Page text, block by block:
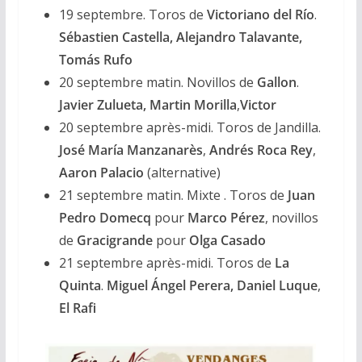
19 septembre. Toros de Victoriano del Río.
Sébastien Castella, Alejandro Talavante,
Tomás Rufo
20 septembre matin. Novillos de Gallon.
Javier Zulueta, Martin Morilla,Victor
20 septembre après-midi. Toros de Jandilla.
José María Manzanarès, Andrés Roca Rey,
Aaron Palacio (alternative)
21 septembre matin. Mixte . Toros de Juan
Pedro Domecq pour Marco Pérez, novillos
de Gracigrandepour Olga Casado
21 septembre après-midi. Toros de La
Quinta. Miguel Ángel Perera, Daniel Luque,
El Rafi